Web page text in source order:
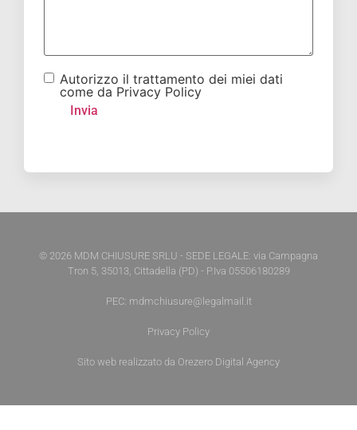
Autorizzo il trattamento dei miei dati
come da Privacy Policy
© 2026 MDM CHIUSURE SRLU - SEDE LEGALE: via Campagna
Tron 5, 35013, Cittadella (PD) - P.Iva 05506180289
PEC: mdmchiusure@legalmail.it
Privacy Policy
Sito web realizzato da Orezero Digital Agency